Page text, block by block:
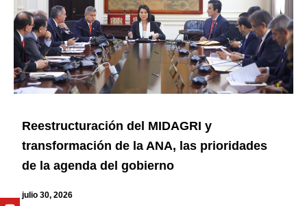
Reestructuración del MIDAGRI y
transformación de la ANA, las prioridades
de la agenda del gobierno
julio 30, 2026
Youtube
Facebook
Twitter
Linkedin
Instagram